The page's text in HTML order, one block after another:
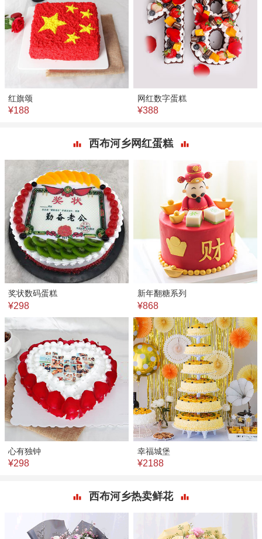
红旗颂
¥188
网红数字蛋糕
¥388
西布河乡网红蛋糕
奖状数码蛋糕
¥298
新年翻糖系列
¥868
心有独钟
¥298
幸福城堡
¥2188
西布河乡热卖鲜花